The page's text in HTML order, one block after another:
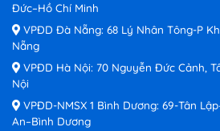
Đức–Hồ Chí Minh
VPĐD Đà Nẵng: 68 Lý Nhân Tông-P
Nẵng
VPĐD Hà Nội: 70 Nguyễn Đức Cảnh,
Nội
VPĐD-NMSX 1 Bình Dương: 69-Tân
An–Bình Dương